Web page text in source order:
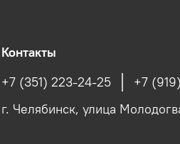
Контакты
+7 (351) 223-24-25
+7
г. Челябинск, улица